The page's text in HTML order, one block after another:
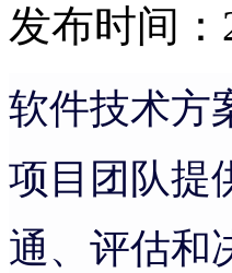
发布时间：
软件技术方
项目团队提
通、评估和